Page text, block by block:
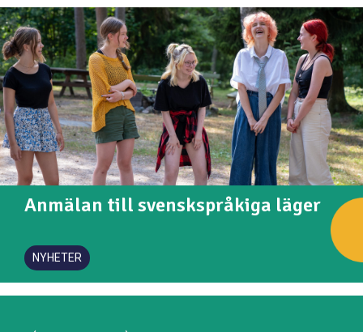
Anmälan till svenskspråkiga läger
NYHETER